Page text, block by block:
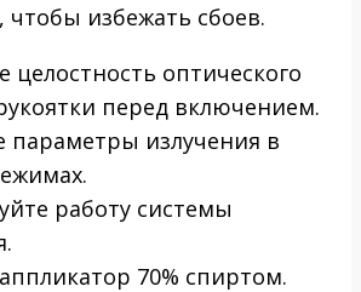
чтобы избежать сбоев.
целостность оптического
перед включением.
параметры излучения в
работу системы
70% спиртом.